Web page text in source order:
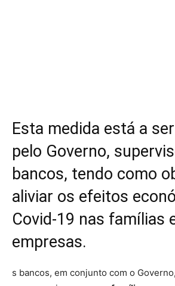
Esta medida está a
pelo Governo,
bancos, tendo como
aliviar os efeitos
Covid-19 nas famílias
empresas.
s bancos, em conjunto com o